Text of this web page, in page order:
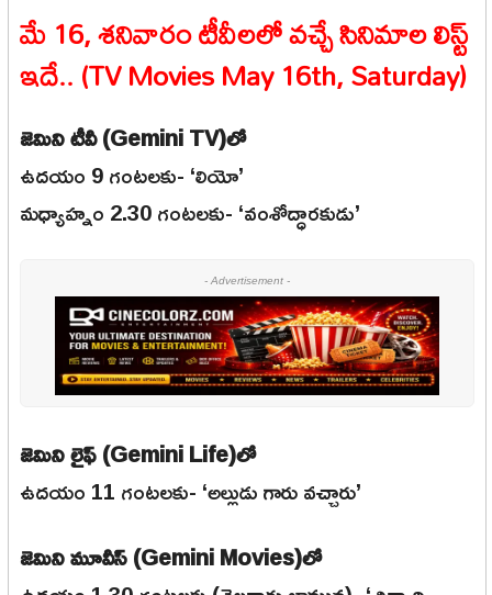
మే 16, శనివారం టీవీలలో వచ్చే సినిమాల లిస్ట్
ఇదే.. (TV Movies May 16th, Saturday)
జెమిని టీవీ (Gemini TV)లో
ఉదయం 9 గంటలకు- ‘లియో’
మధ్యాహ్నం 2.30 గంటలకు- ‘వంశోద్ధారకుడు’
- Advertisement -
జెమిని లైఫ్ (Gemini Life)లో
ఉదయం 11 గంటలకు- ‘అల్లుడు గారు వచ్చారు’
జెమిని మూవీస్ (Gemini Movies)లో